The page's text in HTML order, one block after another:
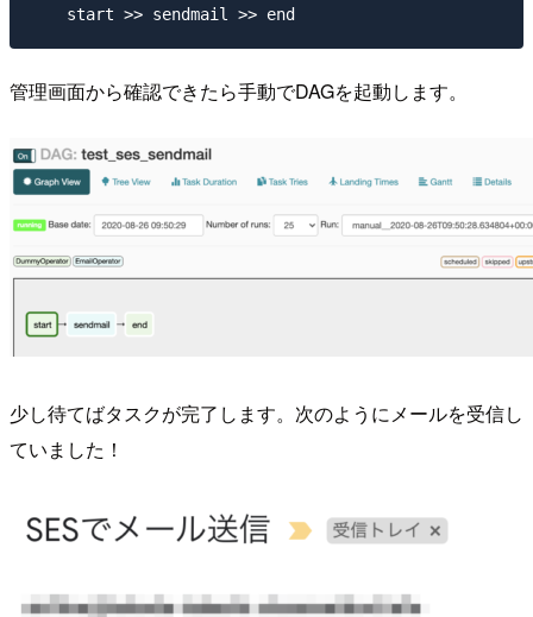
管理画面から確認できたら手動でDAGを起動します。
少し待てばタスクが完了します。次のようにメールを受信し
ていました！